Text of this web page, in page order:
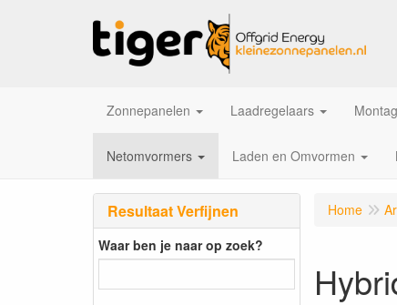
Zonnepanelen Laadregelaars
Netomvormers Laden en Omvormen
Resultaat Verfijnen
Waar ben je naar op zoek?
Home